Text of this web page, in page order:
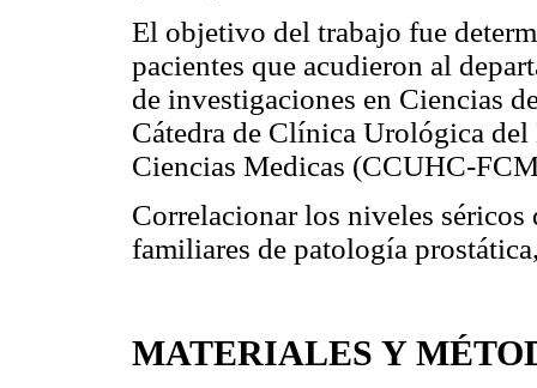
El objetivo del trabajo fue
pacientes que acudieron al
de investigaciones en Ciencias
Cátedra de Clínica Urológica
Ciencias Medicas (CCUHC-
Correlacionar los niveles séricos
familiares de patología
MATERIALES Y